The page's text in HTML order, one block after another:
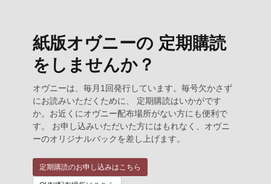
紙版オヴニーの 定期購読
をしませんか？
オヴニーは、毎月1回発行しています。毎号欠かさず
にお読みいただくために、 定期購読はいかがです
か。お近くにオヴニー配布場所がない方にも便利で
す。 お申し込みいただいた方にはもれなく、オヴニ
ーのオリジナルバックを差し上げます。
定期購読のお申し込みはこちら